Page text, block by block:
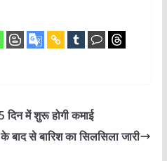
दिन में शुरू होगी कमाई
बाद से बारिश का सिलसिला जारी